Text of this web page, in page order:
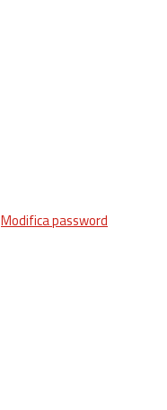
Modifica password